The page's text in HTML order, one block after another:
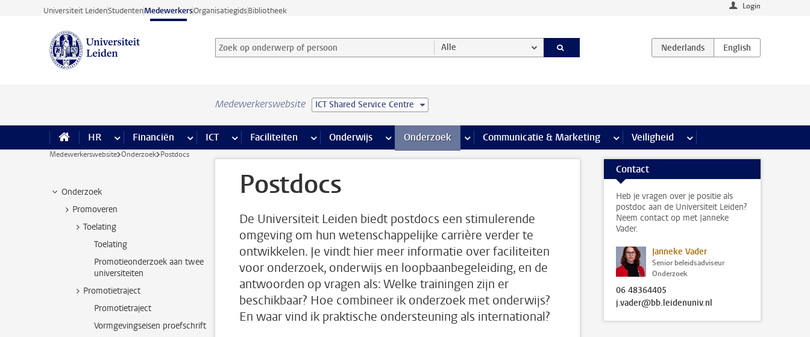
Ga direct naar de inhoud
Universiteit LeidenStudentenMedewerkersOrganisatiegidsBibliotheek Login
Zoek op onderwerp of persoon en selecteer categorie
Zoekterm Alle
Medewerkerswebsite ICT Shared Service Centre
HR meer HR pagina’s
Financiën meer Financiën pagina’s
ICT meer ICT pagina’s
Faciliteiten meer Faciliteiten pagina’s
Onderwijs meer Onderwijs pagina’s
Onderzoek meer Onderzoek pagina’s
Communicatie & Marketing meer Communicatie & Marketing pagina’s
Veiligheid meer Veiligheid pagina’s
Medewerkerswebsite Onderzoek Postdocs
Onderzoek
Promoveren
Toelating
Toelating
Promotieonderzoek aan twee
universiteiten
Promotietraject
Promotietraject
Vormgevingseisen proefschrift
Postdocs
De Universiteit Leiden biedt postdocs een stimulerende
omgeving om hun wetenschappelijke carrière verder te
ontwikkelen. Je vindt hier meer informatie over faciliteiten
voor onderzoek, onderwijs en loopbaanbegeleiding, en de
antwoorden op vragen als: Welke trainingen zijn er
beschikbaar? Hoe combineer ik onderzoek met onderwijs?
En waar vind ik praktische ondersteuning als international?
Contact
Heb je vragen over je positie als
postdoc aan de Universiteit Leiden?
Neem contact op met Janneke
Vader.
Janneke Vader
Senior beleidsadviseur
Onderzoek
06 48364405
j.vader@bb.leidenuniv.nl